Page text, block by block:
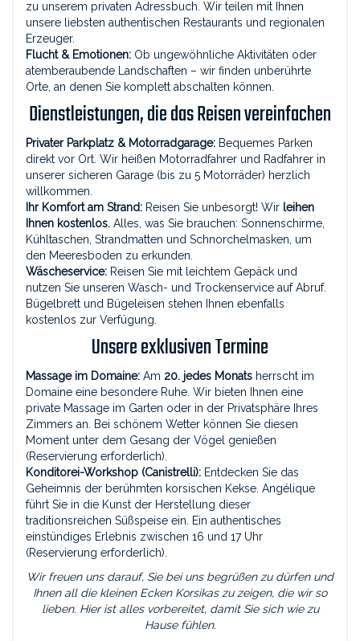
zu unserem privaten Adressbuch. Wir teilen mit Ihnen
unsere liebsten authentischen Restaurants und regionalen
Erzeuger.
Flucht & Emotionen: Ob ungewöhnliche Aktivitäten oder
atemberaubende Landschaften – wir finden unberührte
Orte, an denen Sie komplett abschalten können.
Dienstleistungen, die das Reisen vereinfachen
Privater Parkplatz & Motorradgarage: Bequemes Parken
direkt vor Ort. Wir heißen Motorradfahrer und Radfahrer in
unserer sicheren Garage (bis zu 5 Motorräder) herzlich
willkommen.
Ihr Komfort am Strand: Reisen Sie unbesorgt! Wir leihen
Ihnen kostenlos. Alles, was Sie brauchen: Sonnenschirme,
Kühltaschen, Strandmatten und Schnorchelmasken, um
den Meeresboden zu erkunden.
Wäscheservice: Reisen Sie mit leichtem Gepäck und
nutzen Sie unseren Wasch- und Trockenservice auf Abruf.
Bügelbrett und Bügeleisen stehen Ihnen ebenfalls
kostenlos zur Verfügung.
Unsere exklusiven Termine
Massage im Domaine: Am 20. jedes Monats herrscht im
Domaine eine besondere Ruhe. Wir bieten Ihnen eine
private Massage im Garten oder in der Privatsphäre Ihres
Zimmers an. Bei schönem Wetter können Sie diesen
Moment unter dem Gesang der Vögel genießen
(Reservierung erforderlich).
Konditorei-Workshop (Canistrelli): Entdecken Sie das
Geheimnis der berühmten korsischen Kekse. Angélique
führt Sie in die Kunst der Herstellung dieser
traditionsreichen Süßspeise ein. Ein authentisches
einstündiges Erlebnis zwischen 16 und 17 Uhr
(Reservierung erforderlich).
Wir freuen uns darauf, Sie bei uns begrüßen zu dürfen und
Ihnen all die kleinen Ecken Korsikas zu zeigen, die wir so
lieben. Hier ist alles vorbereitet, damit Sie sich wie zu
Hause fühlen.